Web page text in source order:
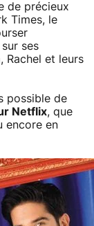
de précieux
Times, le
ses
Rachel et leurs
possible de
Netflix, que
encore en